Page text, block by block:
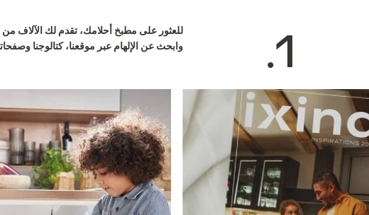
للعثور على مطبخ أحلامك، تقدم لك الآلاف من
وابحث عن الإلهام عبر موقعنا، كتالوجنا
1
•